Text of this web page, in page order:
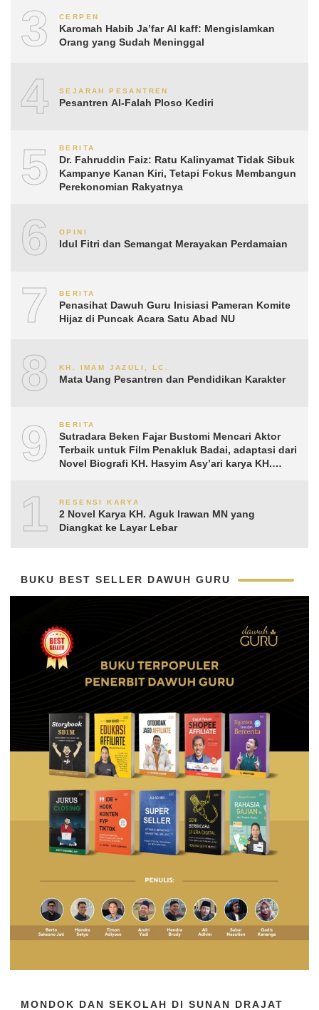
3 CERPEN
Karomah Habib Ja’far Al kaff: Mengislamkan
Orang yang Sudah Meninggal
4 SEJARAH PESANTREN
Pesantren Al-Falah Ploso Kediri
5 BERITA
Dr. Fahruddin Faiz: Ratu Kalinyamat Tidak Sibuk
Kampanye Kanan Kiri, Tetapi Fokus Membangun
Perekonomian Rakyatnya
6 OPINI
Idul Fitri dan Semangat Merayakan Perdamaian
7 BERITA
Penasihat Dawuh Guru Inisiasi Pameran Komite
Hijaz di Puncak Acara Satu Abad NU
8 KH. IMAM JAZULI, LC.
Mata Uang Pesantren dan Pendidikan Karakter
9 BERITA
Sutradara Beken Fajar Bustomi Mencari Aktor
Terbaik untuk Film Penakluk Badai, adaptasi dari
Novel Biografi KH. Hasyim Asy’ari karya KH.
10RESENSI KARYA
2 Novel Karya KH. Aguk Irawan MN yang
Diangkat ke Layar Lebar
BUKU BEST SELLER DAWUH GURU
MONDOK DAN SEKOLAH DI SUNAN DRAJAT